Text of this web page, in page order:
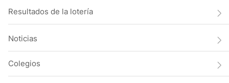
Resultados de la lotería
Noticias
Colegios